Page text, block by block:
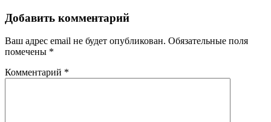
Добавить комментарий
Ваш адрес email не будет опубликован. Обязательные поля
помечены *
Комментарий *